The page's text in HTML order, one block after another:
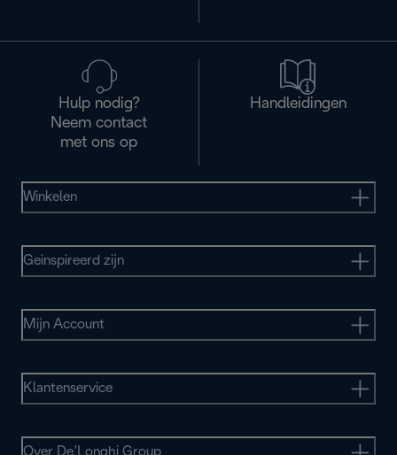
Hulp nodig?
Neem contact
met ons op
Handleidingen
Winkelen
Geinspireerd zijn
Mijn Account
Klantenservice
Over De’Longhi Group